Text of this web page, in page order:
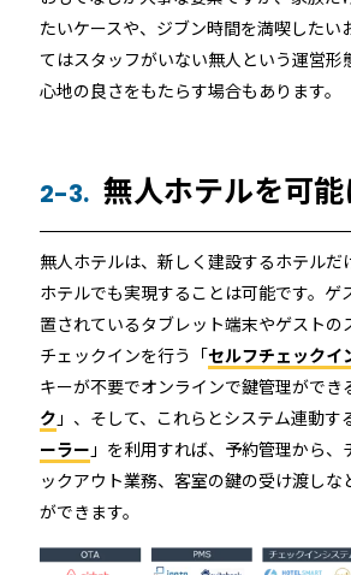
たいケースや、ジブン時間を満喫したい
てはスタッフがいない無人という運営形
心地の良さをもたらす場合もあります。
2-3. 無人ホテルを可
無人ホテルは、新しく建設するホテルだ
ホテルでも実現することは可能です。ゲ
置されているタブレット端末やゲストの
チェックインを行う「セルフチェックイ
キーが不要でオンラインで鍵管理ができ
ク 」、そして、これらとシステム連動す
ーラー 」を利用すれば、予約管理から、
ックアウト業務、客室の鍵の受け渡しな
ができます。